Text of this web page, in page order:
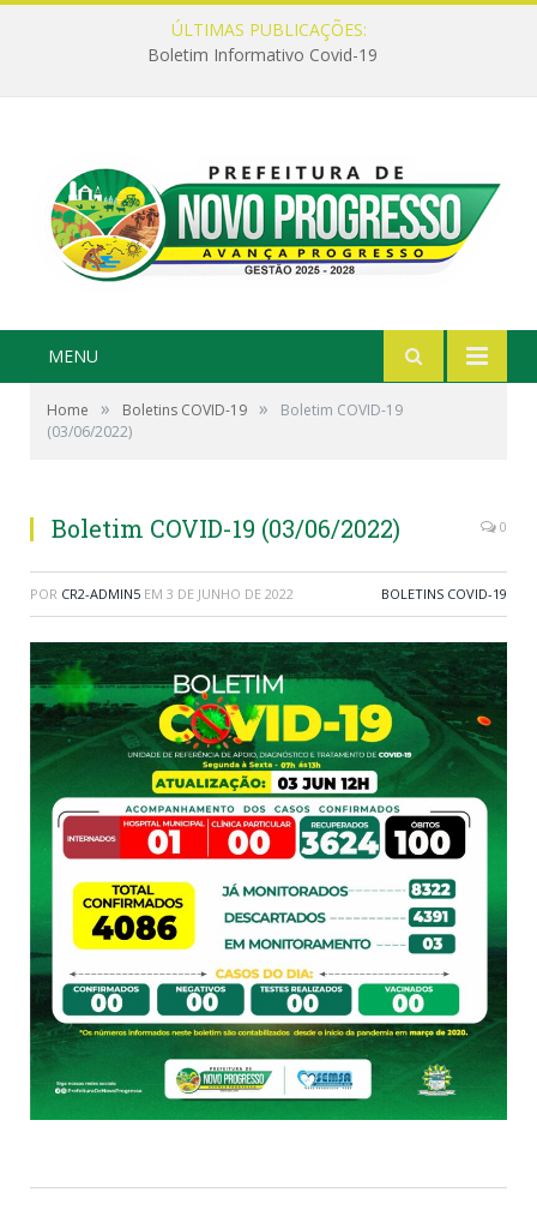
ÚLTIMAS PUBLICAÇÕES:
Boletim Informativo Covid-19
MENU
Home » Boletins COVID-19 »
Boletim COVID-19
(03/06/2022)
Boletim COVID-19 (03/06/2022) 0
POR CR2-ADMIN5 EM 3 DE JUNHO DE 2022 BOLETINS COVID-19